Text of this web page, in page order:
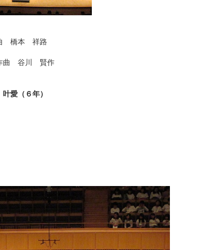
橋本 祥路
谷川 賢作
（６年）